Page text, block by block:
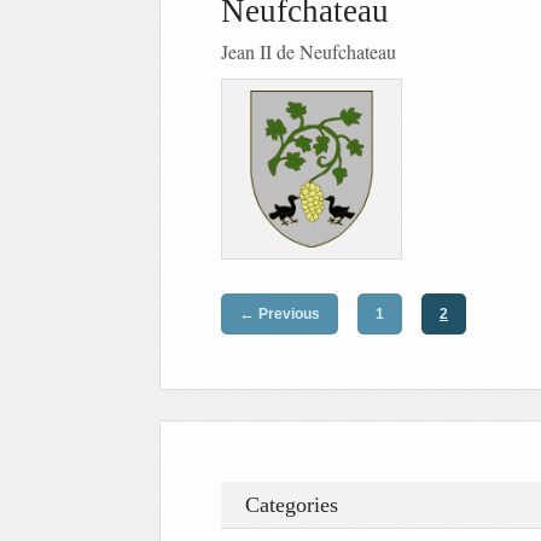
Neufchateau
Jean II de Neufchateau
← Previous 1 2
Categories